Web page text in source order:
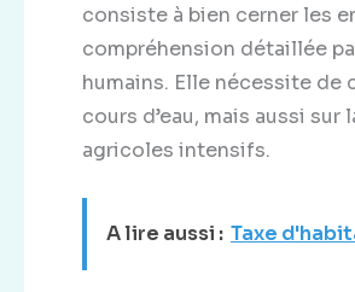
consiste à bien cerner les
compréhension détaillée
humains. Elle nécessite
cours d’eau, mais aussi
agricoles intensifs.
A lire aussi : Taxe